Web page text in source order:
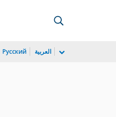
Русский العربية